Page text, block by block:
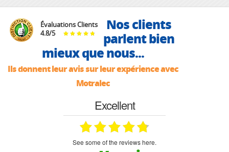
Évaluations Clients
4.8/5
Nos clients
parlent bien
mieux que nous...
Ils donnent leur avis sur leur expérience avec
Motralec
Excellent
see some of the reviews here.